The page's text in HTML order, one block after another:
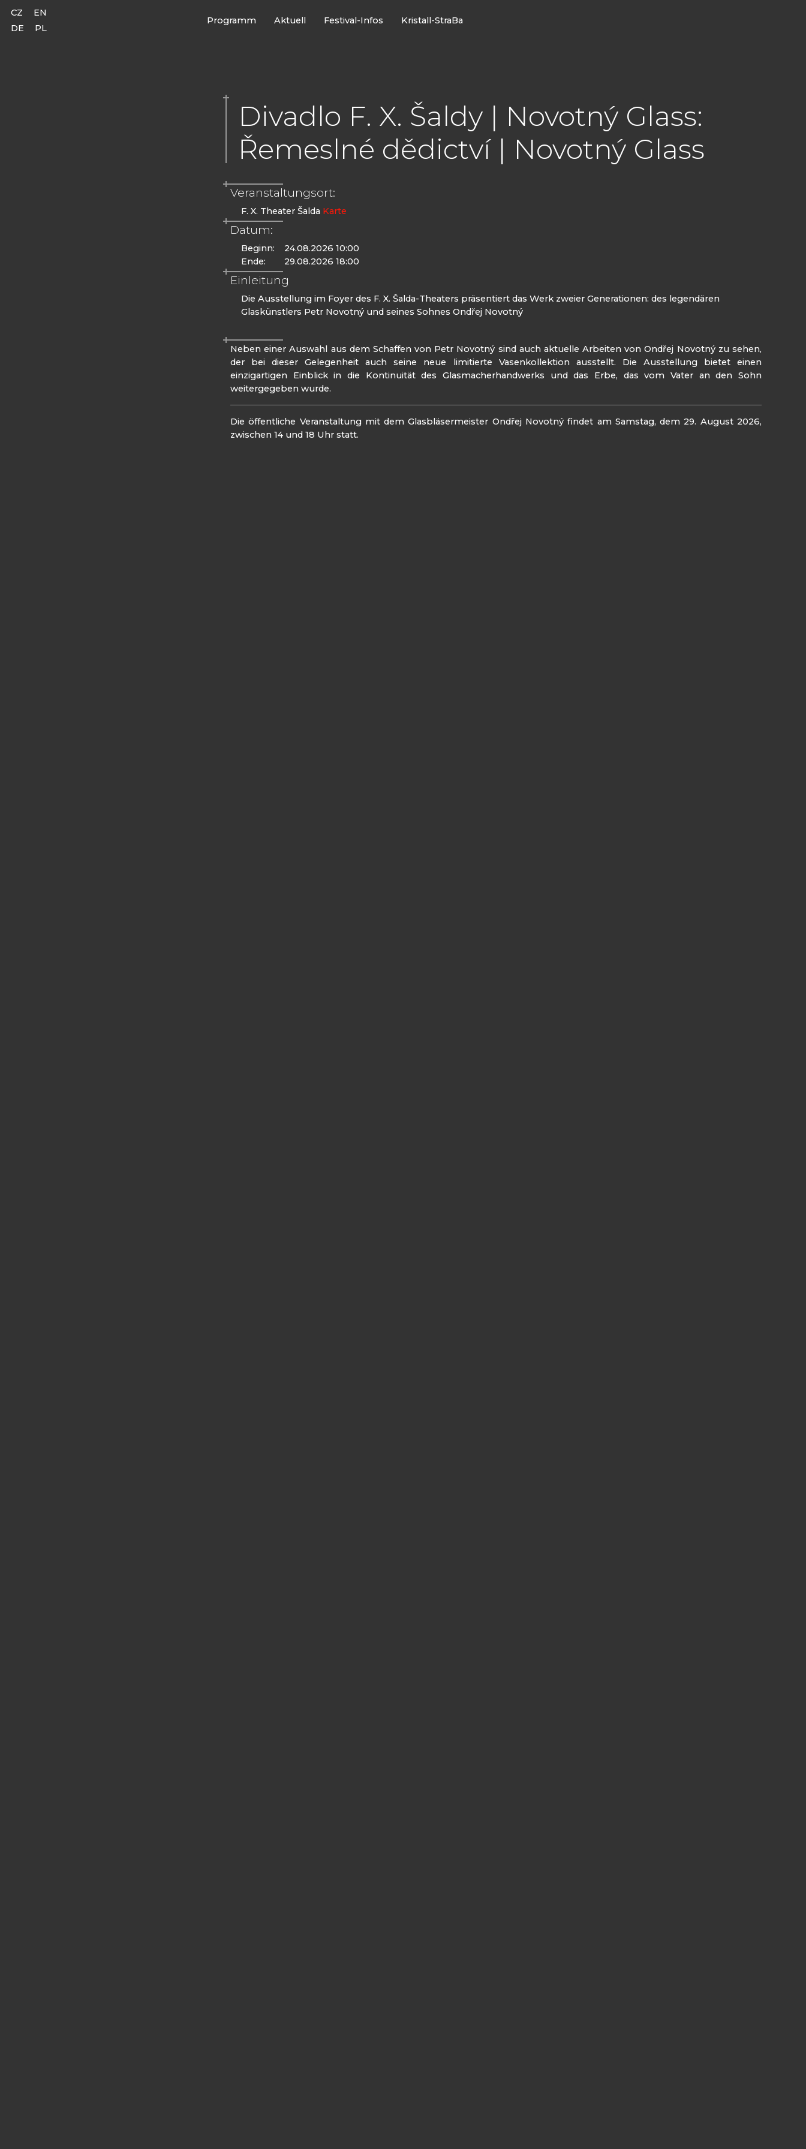
CZ
EN
DE
PL
Programm Aktuell Festival-Infos Kristall-StraBa
Divadlo F. X. Šaldy | Novotný Glass:
Řemeslné dědictví | Novotný Glass
Veranstaltungsort:
F. X. Theater Šalda Karte
Datum:
Beginn:
Ende:
24.08.2026 10:00
29.08.2026 18:00
Einleitung
Die Ausstellung im Foyer des F. X. Šalda-Theaters präsentiert das Werk zweier Generationen: des legendären
Glaskünstlers Petr Novotný und seines Sohnes Ondřej Novotný
Neben einer Auswahl aus dem Schaffen von Petr Novotný sind auch aktuelle Arbeiten von Ondřej Novotný zu sehen,
der bei dieser Gelegenheit auch seine neue limitierte Vasenkollektion ausstellt. Die Ausstellung bietet einen
einzigartigen Einblick in die Kontinuität des Glasmacherhandwerks und das Erbe, das vom Vater an den Sohn
weitergegeben wurde.
Die öffentliche Veranstaltung mit dem Glasbläsermeister Ondřej Novotný findet am Samstag, dem 29. August 2026,
zwischen 14 und 18 Uhr statt.